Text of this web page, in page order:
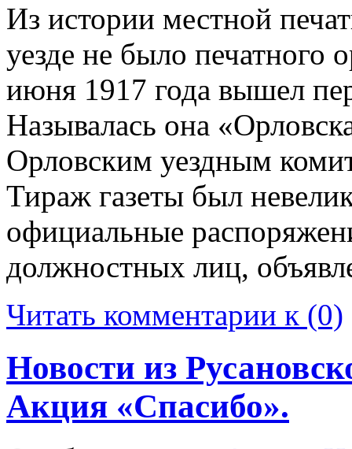
Из истории местной
уезде не было печатного
июня 1917 года вышел
Называлась она
Орловским уездным
Тираж газеты был
официальные
должностных лиц,
Читать комментарии к (0)
Новости из
Акция «Спасибо».